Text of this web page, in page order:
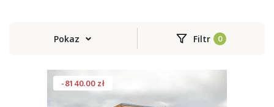
Pokaz Filtr
-8140.00 zł